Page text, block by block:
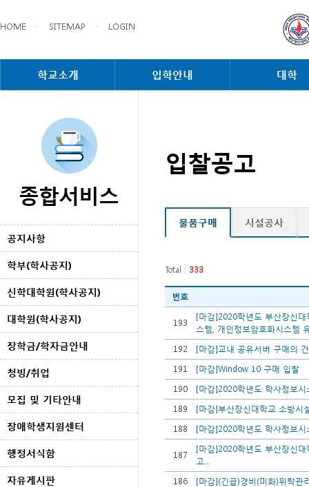
HOME · SITEMAP · LOGIN
학교소개 입학안내 대학
종합서비스
공지사항
학부(학사공지)
신학대학원(학사공지)
대학원(학사공지)
장학금/학자금안내
청빙/취업
모집 및 기타안내
장애학생지원센터
행정서식함
자유게시판
입찰공고
물품구매 시설공사
Total : 333
번호
193
[마감]2020학년도 부산장신
스템, 개인정보암호화시스템
192
[마감]교내 공유서버 구매의 건
191
[마감]Window 10 구매 입찰
190
[마감]2020학년도 학사정보
189
[마감]부산장신대학교 소방시
188
[마감]2020학년도 학사정보
187
[마감]2020학년도 부산장신
고...
186
[마감](긴급)경비(미화)위탁관